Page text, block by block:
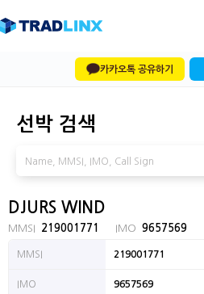
카카오톡 공유하기
선박 검색
DJURS WIND
MMSI 219001771 IMO 9657569
MMSI 219001771
IMO 9657569